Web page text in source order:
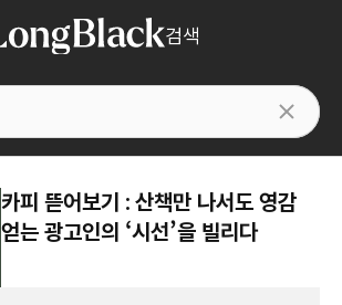
검색
카피 뜯어보기 : 산책만 나서도 영감
얻는 광고인의 ‘시선’을 빌리다